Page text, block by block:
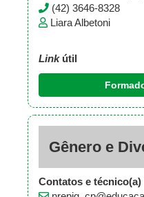
(42) 3646-8328
Liara Albetoni
Linkútil
Gênero e
Contatos e técnico(a)